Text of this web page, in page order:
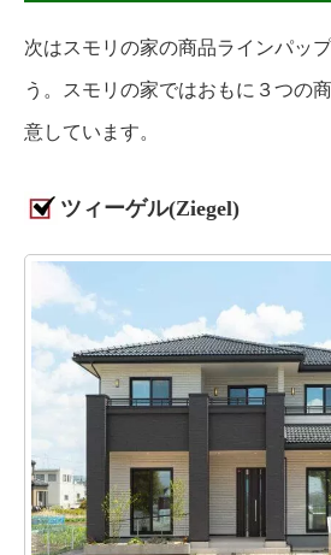
次はスモリの家の商品ラインパッ
う。スモリの家ではおもに３つの
意しています。
ツィーゲル(Ziegel)